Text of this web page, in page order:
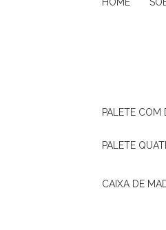
PALETE
PALETE
CAIXA DE